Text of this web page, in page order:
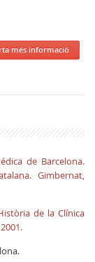
més informació
de Barcelona.
Gimbernat,
de la Clínica